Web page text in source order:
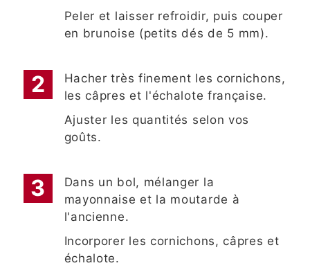
Peler et laisser refroidir, puis couper
en brunoise (petits dés de 5 mm).
Hacher très finement les cornichons,
les câpres et l'échalote française.
Ajuster les quantités selon vos
goûts.
Dans un bol, mélanger la
mayonnaise et la moutarde à
l'ancienne.
Incorporer les cornichons, câpres et
échalote.